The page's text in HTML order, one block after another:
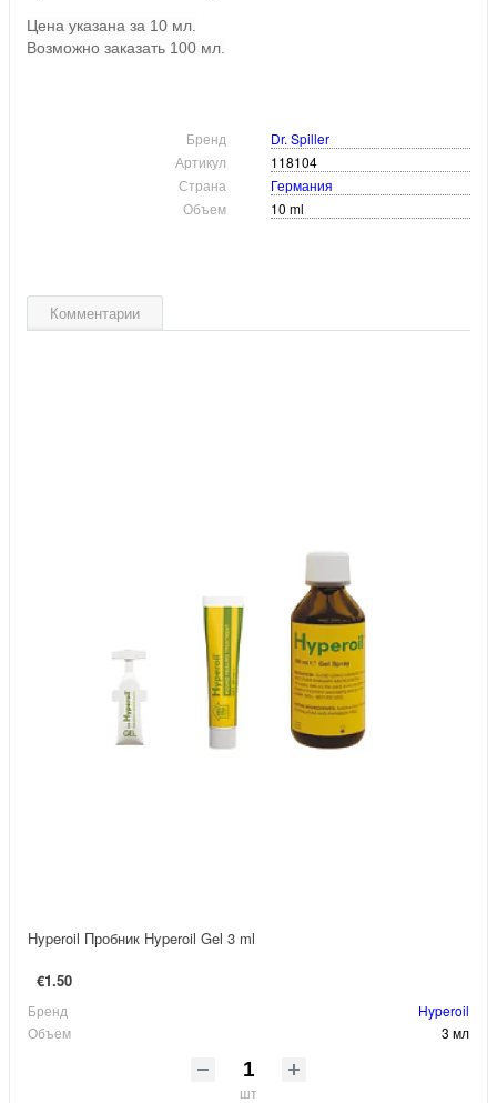
Цена указана за 10 мл.
Возможно заказать 100 мл.
Бренд
Dr. Spiller
Артикул
118104
Страна
Германия
Объем
10 ml
Комментарии
Hyperoil Пробник Hyperoil Gel 3 ml
€1.50
Бренд
Hyperoil
Объем
3 мл
шт